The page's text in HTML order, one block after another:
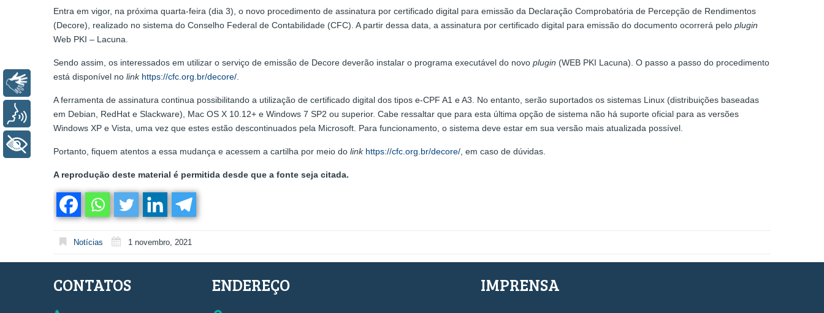
Entra em vigor, na próxima quarta-feira (dia 3), o novo procedimento de assinatura por certificado digital para emissão da Declaração Comprobatória de Percepção de Rendimentos
(Decore), realizado no sistema do Conselho Federal de Contabilidade (CFC). A partir dessa data, a assinatura por certificado digital para emissão do documento ocorrerá pelo plugin
Web PKI – Lacuna.
Sendo assim, os interessados em utilizar o serviço de emissão de Decore deverão instalar o programa executável do novo plugin (WEB PKI Lacuna). O passo a passo do procedimento
está disponível no link https://cfc.org.br/decore/.
A ferramenta de assinatura continua possibilitando a utilização de certificado digital dos tipos e-CPF A1 e A3. No entanto, serão suportados os sistemas Linux (distribuições baseadas
em Debian, RedHat e Slackware), Mac OS X 10.12+ e Windows 7 SP2 ou superior. Cabe ressaltar que para esta última opção de sistema não há suporte oficial para as versões
Windows XP e Vista, uma vez que estes estão descontinuados pela Microsoft. Para funcionamento, o sistema deve estar em sua versão mais atualizada possível.
Portanto, fiquem atentos a essa mudança e acessem a cartilha por meio do link https://cfc.org.br/decore/, em caso de dúvidas.
A reprodução deste material é permitida desde que a fonte seja citada.
Notícias 1 novembro, 2021
CONTATOS ENDEREÇO IMPRENSA
Libras
Voz